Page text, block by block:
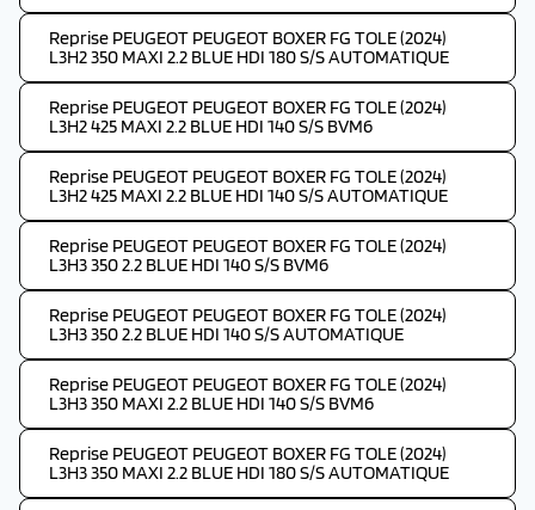
Reprise PEUGEOT PEUGEOT BOXER FG TOLE (2024)
L3H2 350 MAXI 2.2 BLUE HDI 180 S/S AUTOMATIQUE
Reprise PEUGEOT PEUGEOT BOXER FG TOLE (2024)
L3H2 425 MAXI 2.2 BLUE HDI 140 S/S BVM6
Reprise PEUGEOT PEUGEOT BOXER FG TOLE (2024)
L3H2 425 MAXI 2.2 BLUE HDI 140 S/S AUTOMATIQUE
Reprise PEUGEOT PEUGEOT BOXER FG TOLE (2024)
L3H3 350 2.2 BLUE HDI 140 S/S BVM6
Reprise PEUGEOT PEUGEOT BOXER FG TOLE (2024)
L3H3 350 2.2 BLUE HDI 140 S/S AUTOMATIQUE
Reprise PEUGEOT PEUGEOT BOXER FG TOLE (2024)
L3H3 350 MAXI 2.2 BLUE HDI 140 S/S BVM6
Reprise PEUGEOT PEUGEOT BOXER FG TOLE (2024)
L3H3 350 MAXI 2.2 BLUE HDI 180 S/S AUTOMATIQUE